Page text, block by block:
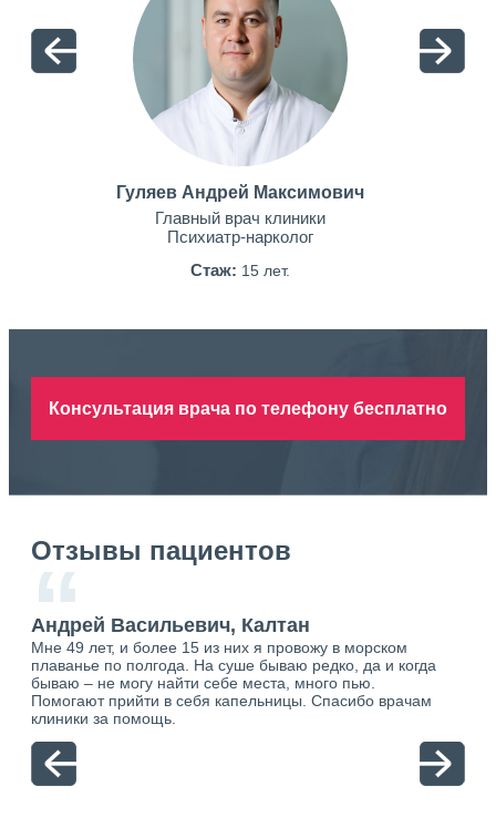
Гуляев Андрей Максимович
Главный врач клиники
Психиатр-нарколог
Стаж: 15 лет.
Консультация врача по телефону бесплатно
Отзывы пациентов
“
Андрей Васильевич, Калтан
Мне 49 лет, и более 15 из них я провожу в морском
плаванье по полгода. На суше бываю редко, да и когда
бываю – не могу найти себе места, много пью.
Помогают прийти в себя капельницы. Спасибо врачам
клиники за помощь.